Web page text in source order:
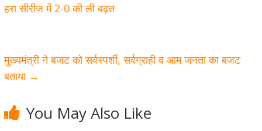
हरा सीरीज में 2-0 की ली बढ़त
मुख्यमंत्री ने बजट को सर्वस्पर्शी, सर्वग्राही व आम जनता का बजट
बताया →
You May Also Like